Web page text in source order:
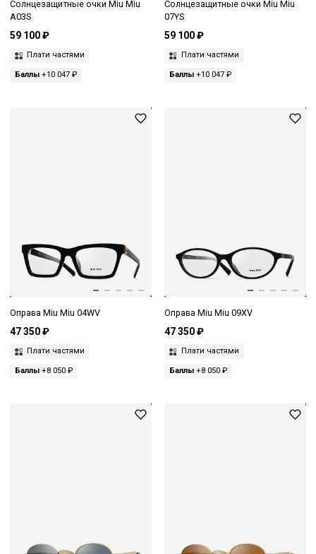
Солнцезащитные очки Miu Miu
A03S
59 100 ₽
Плати частями
Баллы +10 047 ₽
Солнцезащитные очки Miu Miu
07YS
59 100 ₽
Плати частями
Баллы+10 047 ₽
Оправа Miu Miu 04WV
47 350 ₽
Плати частями
Баллы +8 050 ₽
Оправа Miu Miu 09XV
47 350 ₽
Плати частями
Баллы+8 050 ₽